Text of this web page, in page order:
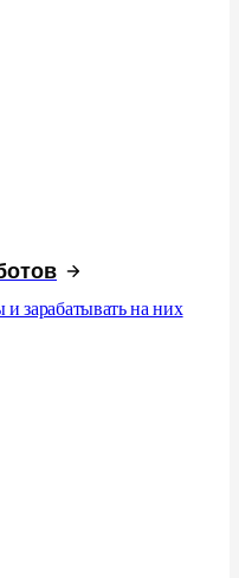
и зарабатывать на них